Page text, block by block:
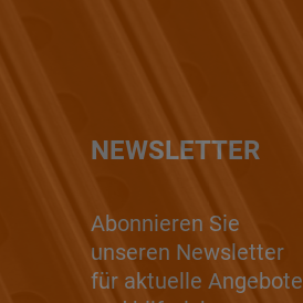
NEWSLETTER
Abonnieren Sie
unseren Newsletter
für aktuelle Angebote